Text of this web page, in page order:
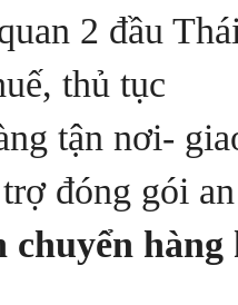
2 đầu
thủ tục
tận nơi-
đóng gói
chuyển